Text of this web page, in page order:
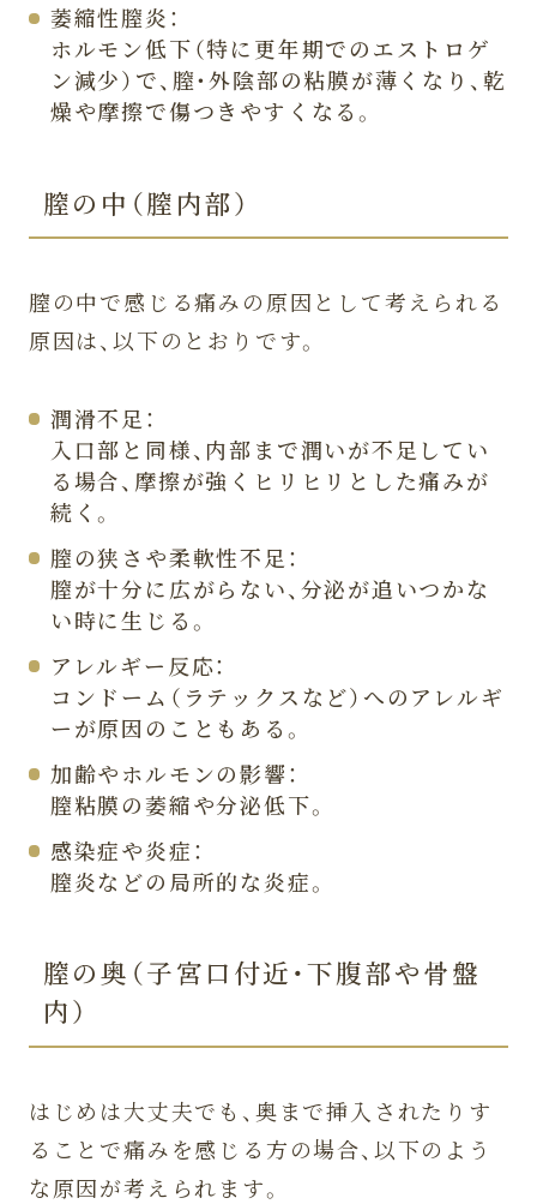
萎縮性膣炎：
ホルモン低下（特に更年期でのエストロゲ
ン減少）で、膣・外陰部の粘膜が薄くなり、乾
燥や摩擦で傷つきやすくなる。
膣の中（膣内部）
膣の中で感じる痛みの原因として考えられる
原因は、以下のとおりです。
潤滑不足：
入口部と同様、内部まで潤いが不足してい
る場合、摩擦が強くヒリヒリとした痛みが
続く。
膣の狭さや柔軟性不足：
膣が十分に広がらない、分泌が追いつかな
い時に生じる。
アレルギー反応：
コンドーム（ラテックスなど）へのアレルギ
ーが原因のこともある。
加齢やホルモンの影響：
膣粘膜の萎縮や分泌低下。
感染症や炎症：
膣炎などの局所的な炎症。
膣の奥（子宮口付近・下腹部や骨盤
内）
はじめは大丈夫でも、奥まで挿入されたりす
ることで痛みを感じる方の場合、以下のよう
な原因が考えられます。